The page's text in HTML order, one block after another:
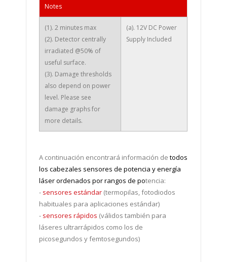
Notes
(1). 2 minutes max
(2). Detector centrally
irradiated @50% of
useful surface.
(3). Damage thresholds
also depend on power
level. Please see
damage graphs for
more details.
(a). 12V DC Power
Supply Included
A continuación encontrará información detodos
los cabezales sensores de potencia y energía
láser ordenados por rangos de potencia:
- sensores estándar (termopilas, fotodiodos
habituales para aplicaciones estándar)
- sensores rápidos (válidos también para
láseres ultrarrápidos como los de
picosegundos y femtosegundos)